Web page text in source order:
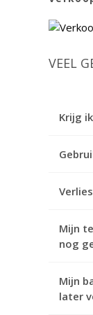
VEEL
Krijg
Mijn
nog
Mijn
later